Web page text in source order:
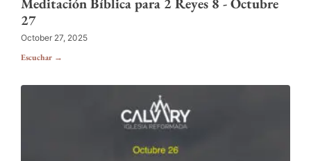
Meditación Bíblica para 2 Reyes 8 - Octubre
27
October 27, 2025
Escuchar →